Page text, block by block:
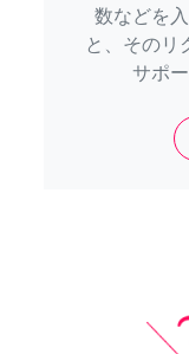
数などを
と、そのリ
サポ